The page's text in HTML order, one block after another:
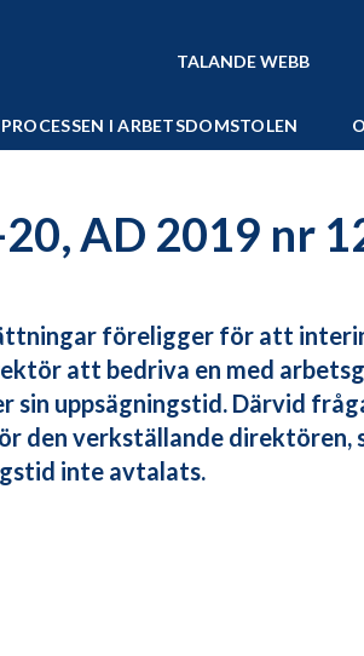
TALANDE WEBB
PROCESSEN I ARBETSDOMSTOLEN
AD 2019 nr
föreligger för att
att bedriva en med
sin uppsägningstid. Därvid
den verkställande direktören,
inte avtalats.